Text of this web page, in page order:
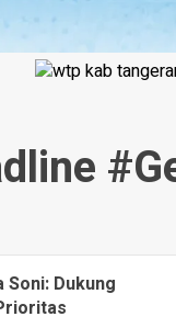
Soni: Dukung